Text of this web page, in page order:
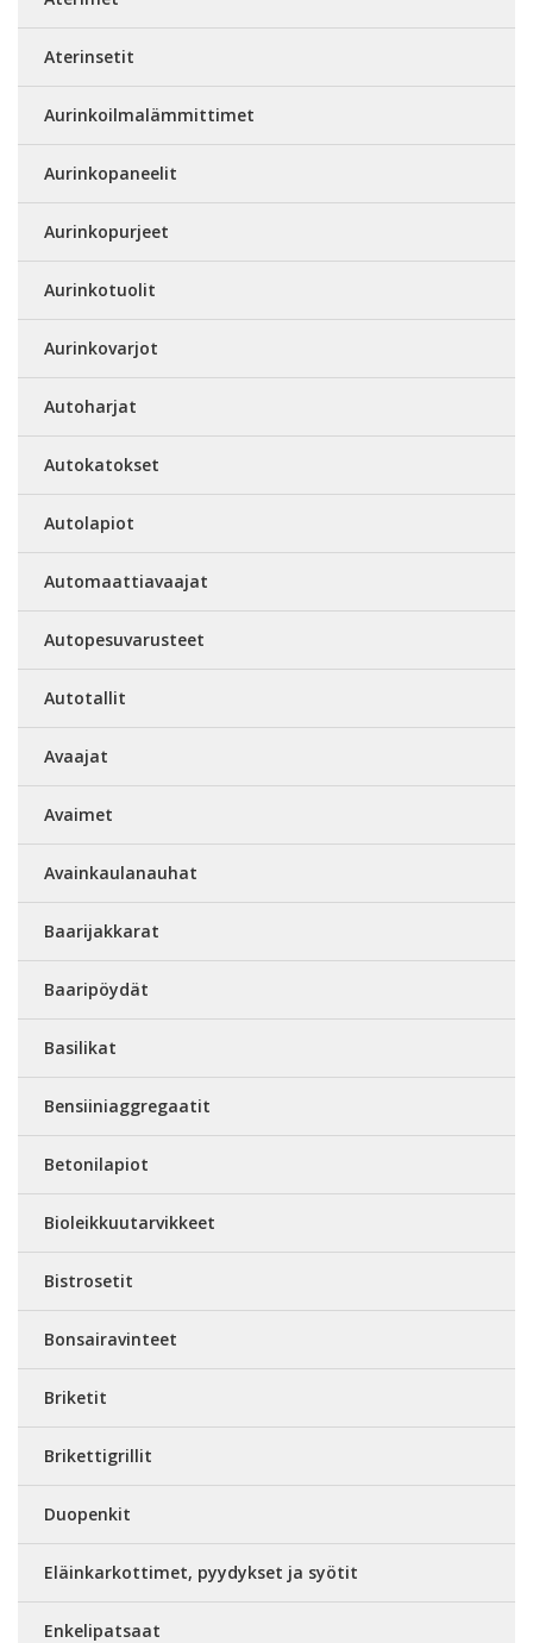
Aterinsetit
Aurinkoilmalämmittimet
Aurinkopaneelit
Aurinkopurjeet
Aurinkotuolit
Aurinkovarjot
Autoharjat
Autokatokset
Autolapiot
Automaattiavaajat
Autopesuvarusteet
Autotallit
Avaajat
Avaimet
Avainkaulanauhat
Baarijakkarat
Baaripöydät
Basilikat
Bensiiniaggregaatit
Betonilapiot
Bioleikkuutarvikkeet
Bistrosetit
Bonsairavinteet
Briketit
Brikettigrillit
Duopenkit
Eläinkarkottimet, pyydykset ja syötit
Enkelipatsaat